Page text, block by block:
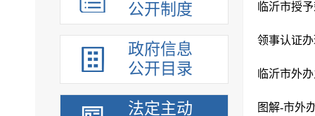
公开制度
政府信息
公开目录
法定主动
临沂市授
领事认证
临沂市外
图解-市外